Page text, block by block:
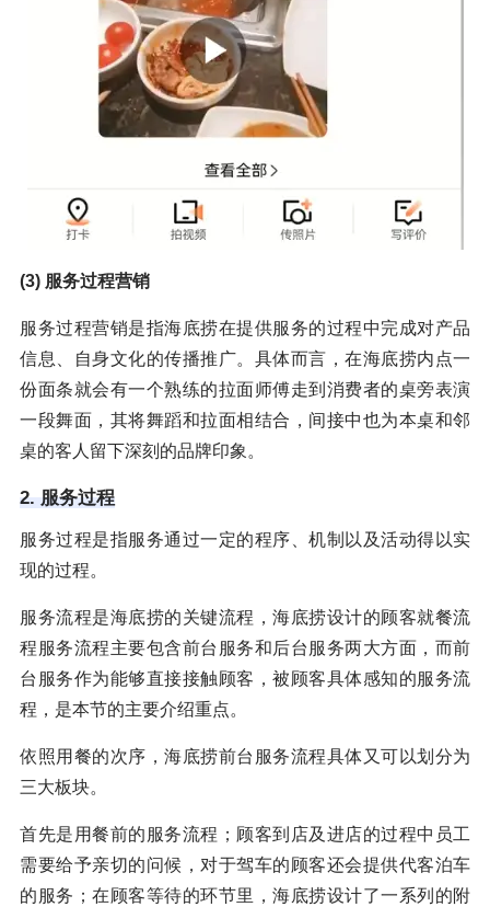
(3) 服务过程营销
服务过程营销是指海底捞在提供服务的过程中完成对产品
信息、自身文化的传播推广。具体而言，在海底捞内点一
份面条就会有一个熟练的拉面师傅走到消费者的桌旁表演
一段舞面，其将舞蹈和拉面相结合，间接中也为本桌和邻
桌的客人留下深刻的品牌印象。
2. 服务过程
服务过程是指服务通过一定的程序、机制以及活动得以实
现的过程。
服务流程是海底捞的关键流程，海底捞设计的顾客就餐流
程服务流程主要包含前台服务和后台服务两大方面，而前
台服务作为能够直接接触顾客，被顾客具体感知的服务流
程，是本节的主要介绍重点。
依照用餐的次序，海底捞前台服务流程具体又可以划分为
三大板块。
首先是用餐前的服务流程；顾客到店及进店的过程中员工
需要给予亲切的问候，对于驾车的顾客还会提供代客泊车
的服务；在顾客等待的环节里，海底捞设计了一系列的附